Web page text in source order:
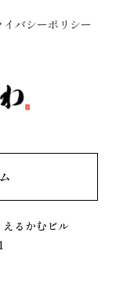
えるかむビル
イバシーポリシー